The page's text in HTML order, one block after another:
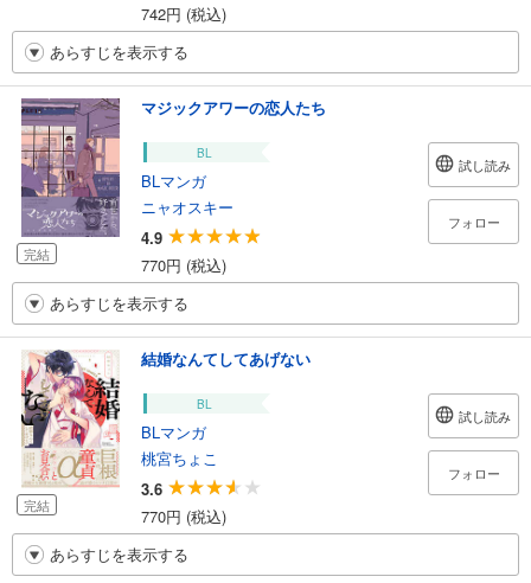
742円 (税込)
あらすじを表示する
完結
マジックアワーの恋人たち
BL
BLマンガ
ニャオスキー
4.9
770円 (税込)
試し読み
フォロー
あらすじを表示する
完結
結婚なんてしてあげない
BL
BLマンガ
桃宮ちょこ
3.6
770円 (税込)
試し読み
フォロー
あらすじを表示する